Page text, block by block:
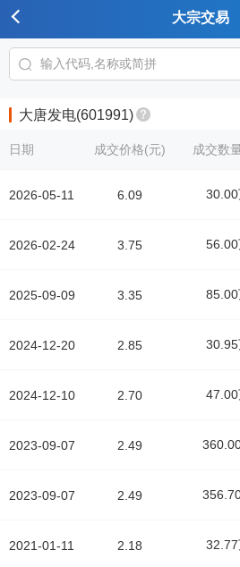
大宗交易
大唐发电(601991)
日期
2026-05-11
2026-02-24
2025-09-09
2024-12-20
2024-12-10
2023-09-07
2023-09-07
2021-01-11
成交价格(元) 成交数
6.09
3.75
3.35
2.85
2.70
2.49
2.49
2.18